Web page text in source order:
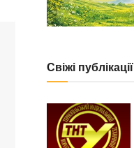
Свіжі публікації